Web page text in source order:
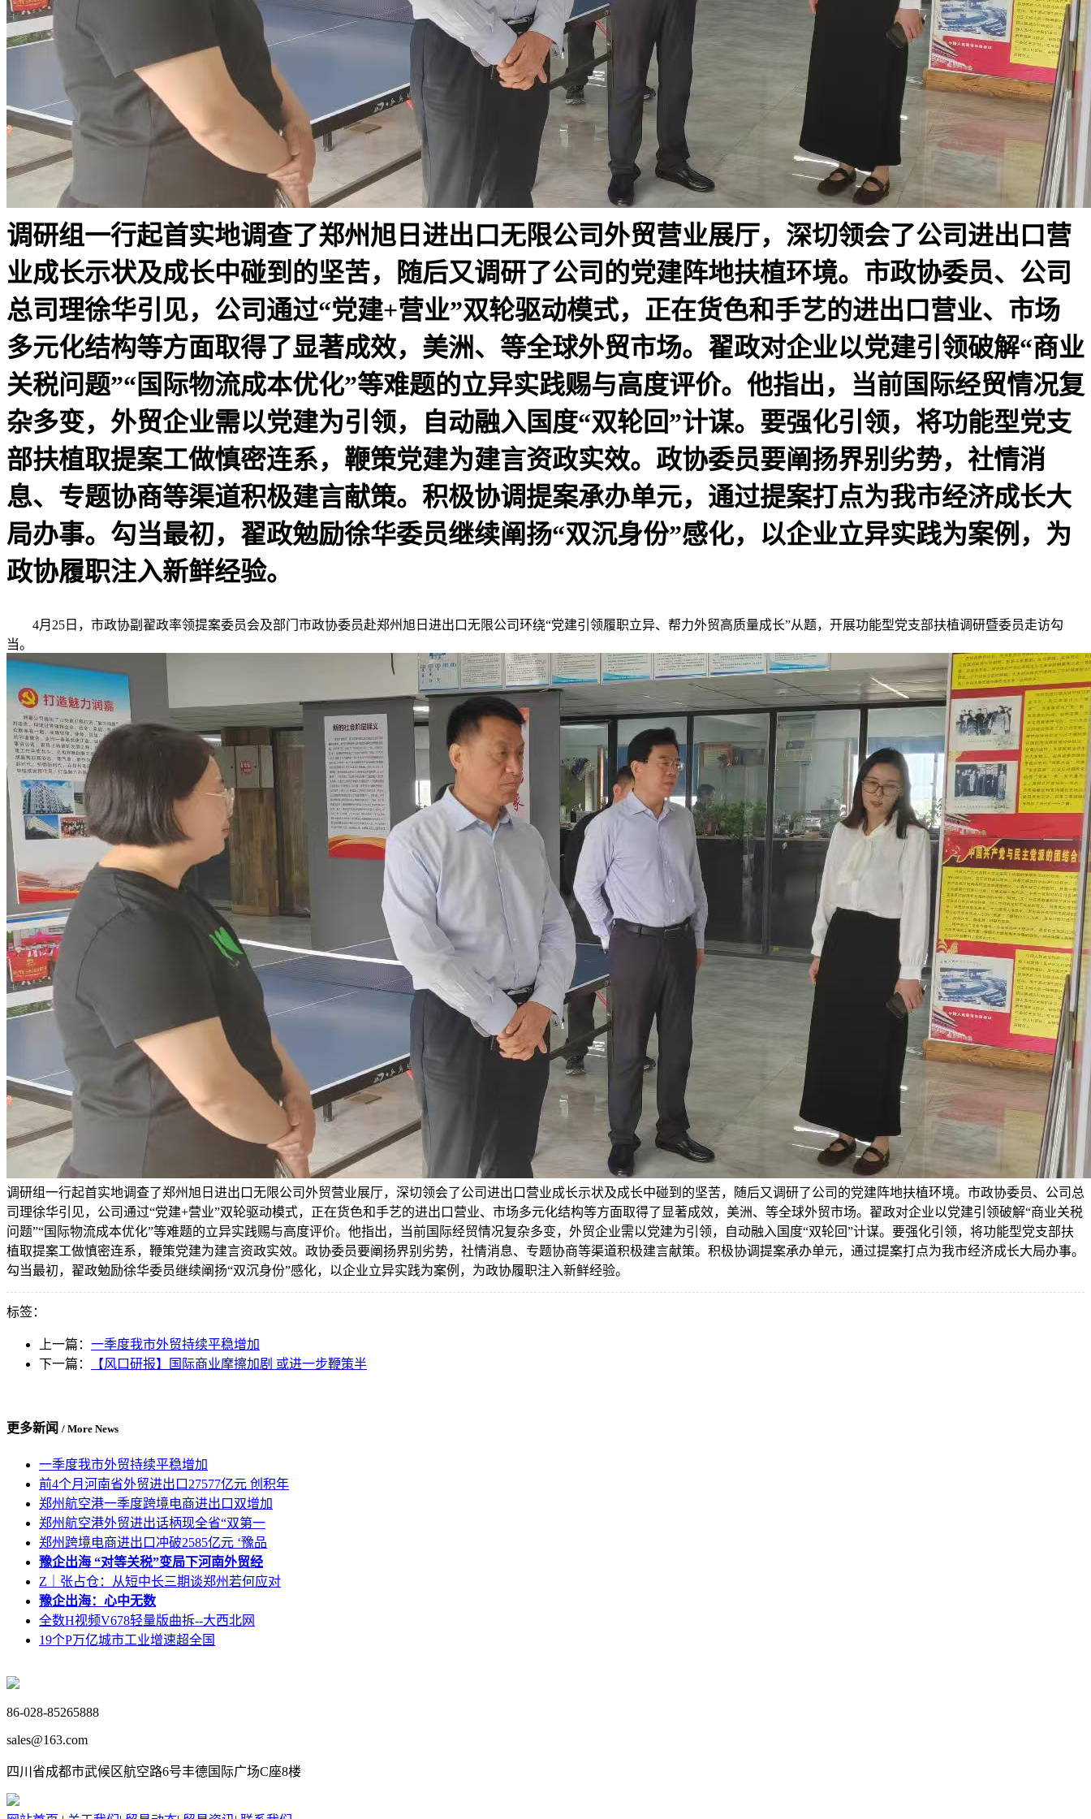
调研组一行起首实地调查了郑州旭日进出口无限公司外贸营业展厅，深切领会了公司进出口营
业成长示状及成长中碰到的坚苦，随后又调研了公司的党建阵地扶植环境。市政协委员、公司
总司理徐华引见，公司通过“党建+营业”双轮驱动模式，正在货色和手艺的进出口营业、市场
多元化结构等方面取得了显著成效，美洲、等全球外贸市场。翟政对企业以党建引领破解“商业
关税问题”“国际物流成本优化”等难题的立异实践赐与高度评价。他指出，当前国际经贸情况复
杂多变，外贸企业需以党建为引领，自动融入国度“双轮回”计谋。要强化引领，将功能型党支
部扶植取提案工做慎密连系，鞭策党建为建言资政实效。政协委员要阐扬界别劣势，社情消
息、专题协商等渠道积极建言献策。积极协调提案承办单元，通过提案打点为我市经济成长大
局办事。勾当最初，翟政勉励徐华委员继续阐扬“双沉身份”感化，以企业立异实践为案例，为
政协履职注入新鲜经验。
4月25日，市政协副翟政率领提案委员会及部门市政协委员赴郑州旭日进出口无限公司环绕“党建引领履职立异、帮力外贸高质量成长”从题，开展功能型党支部扶植调研暨委员走访勾
当。
调研组一行起首实地调查了郑州旭日进出口无限公司外贸营业展厅，深切领会了公司进出口营业成长示状及成长中碰到的坚苦，随后又调研了公司的党建阵地扶植环境。市政协委员、公司总
司理徐华引见，公司通过“党建+营业”双轮驱动模式，正在货色和手艺的进出口营业、市场多元化结构等方面取得了显著成效，美洲、等全球外贸市场。翟政对企业以党建引领破解“商业关税
问题”“国际物流成本优化”等难题的立异实践赐与高度评价。他指出，当前国际经贸情况复杂多变，外贸企业需以党建为引领，自动融入国度“双轮回”计谋。要强化引领，将功能型党支部扶
植取提案工做慎密连系，鞭策党建为建言资政实效。政协委员要阐扬界别劣势，社情消息、专题协商等渠道积极建言献策。积极协调提案承办单元，通过提案打点为我市经济成长大局办事。
勾当最初，翟政勉励徐华委员继续阐扬“双沉身份”感化，以企业立异实践为案例，为政协履职注入新鲜经验。
标签：
上一篇： 一季度我市外贸持续平稳增加
下一篇：
【风口研报】国际商业摩擦加剧 或进一步鞭策半
更多新闻 / More News
一季度我市外贸持续平稳增加
前4个月河南省外贸进出口27577亿元 创积年
郑州航空港一季度跨境电商进出口双增加
郑州航空港外贸进出话柄现全省“双第一
郑州跨境电商进出口冲破2585亿元 ‘豫品
豫企出海 “对等关税”变局下河南外贸经
Z｜张占仓：从短中长三期谈郑州若何应对
豫企出海：心中无数
全数H视频V678轻量版曲拆--大西北网
19个P万亿城市工业增速超全国
86-028-85265888
sales@163.com
四川省成都市武候区航空路6号丰德国际广场C座8楼